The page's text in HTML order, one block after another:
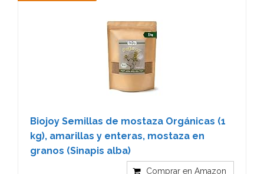
Biojoy Semillas de mostaza Orgánicas (1
kg), amarillas y enteras, mostaza en
granos (Sinapis alba)
Comprar en Amazon